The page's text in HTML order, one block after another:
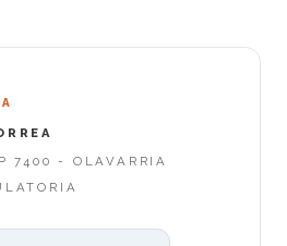
7400 - OLAVARRIA